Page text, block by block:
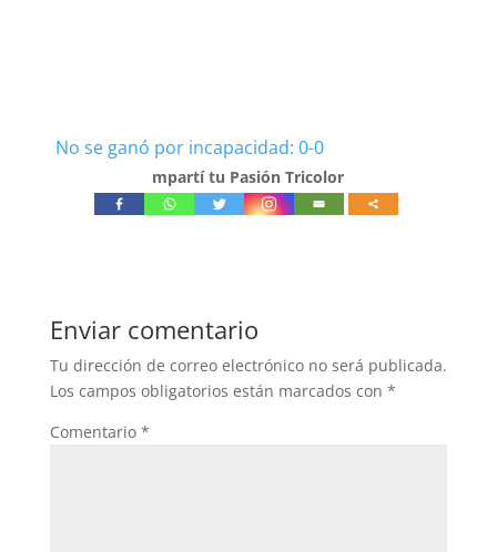
No se ganó por incapacidad: 0-0
mpartí tu Pasión Tricolor
Enviar comentario
Tu dirección de correo electrónico no será publicada.
Los campos obligatorios están marcados con *
Comentario *